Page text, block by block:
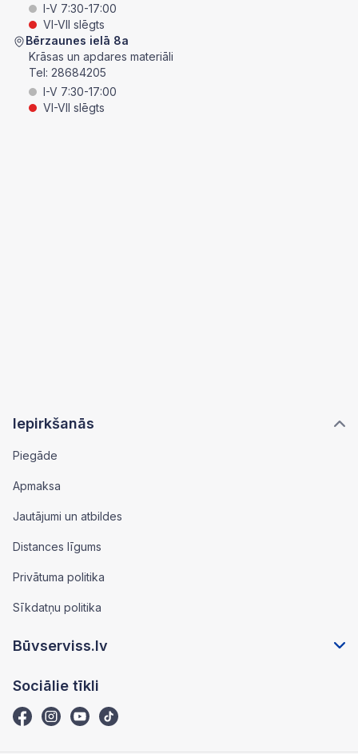
Iepirkšanās
Piegāde
Apmaksa
Jautājumi un atbildes
Distances līgums
Privātuma politika
Sīkdatņu politika
Būvserviss.lv
Sociālie tīkli
I-V 7:30-17:00
VI-VII slēgts
Bērzaunes ielā 8a
Krāsas un apdares materiāli
Tel: 28684205
I-V 7:30-17:00
VI-VII slēgts